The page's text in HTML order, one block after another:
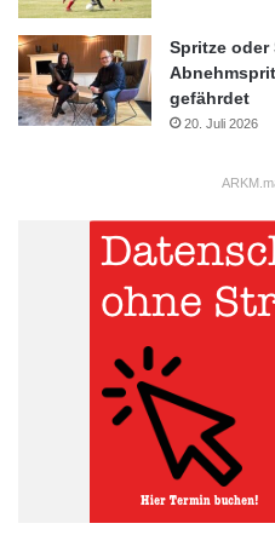
Spritze oder
gefährdet
20. Juli 2026